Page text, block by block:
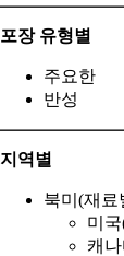
포장 유형별
주요한
반성
지역별
북미(재료
미
캐